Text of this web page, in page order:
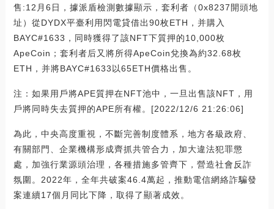
售:12月6日，據派盾檢測數據顯示，套利者（0x8237開頭地
址）從DYDX平臺利用閃電貸借出90枚ETH，并購入
BAYC#1633，同時獲得了該NFT下質押的10,000枚
ApeCoin；套利者后又將所得ApeCoin兌換為約32.68枚
ETH，并將BAYC#1633以65ETH價格出售。
注：如果用戶將APE質押在NFT池中，一旦出售該NFT，用
戶將同時失去質押的APE所有權。[2022/12/6 21:26:06]
為此，中央高度重視，不斷完善制度體系，地方各級政府、
有關部門、企業機構形成齊抓共管合力，加大違法犯罪懲
處，加強行業源頭治理，各種措施多管齊下，營造社會反詐
氛圍。2022年，全年共破案46.4萬起，推動電信網絡詐騙發
案連續17個月同比下降，取得了顯著成效。